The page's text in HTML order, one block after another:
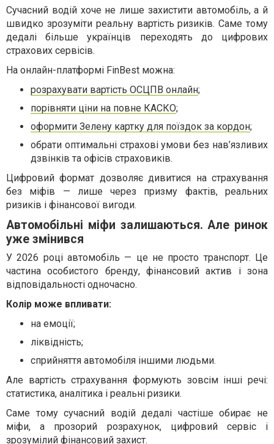
Сучасний водій хоче не лише захистити автомобіль, а й
швидко зрозуміти реальну вартість ризиків. Саме тому
дедалі більше українців переходять до цифрових
страхових сервісів.
На онлайн-платформі FinBest можна:
розрахувати вартість ОСЦПВ онлайн;
порівняти ціни на повне КАСКО;
оформити Зелену картку для поїздок за кордон;
обрати оптимальні страхові умови без нав’язливих
дзвінків та офісів страховиків.
Цифровий формат дозволяє дивитися на страхування
без міфів — лише через призму фактів, реальних
ризиків і фінансової вигоди.
Автомобільні міфи залишаються. Але ринок
уже змінився
У 2026 році автомобіль — це не просто транспорт. Це
частина особистого бренду, фінансовий актив і зона
відповідальності одночасно.
Колір може впливати:
на емоції;
ліквідність;
сприйняття автомобіля іншими людьми.
Але вартість страхування формують зовсім інші речі:
статистика, аналітика і реальні ризики.
Саме тому сучасний водій дедалі частіше обирає не
міфи, а прозорий розрахунок, цифровий сервіс і
зрозумілий фінансовий захист.